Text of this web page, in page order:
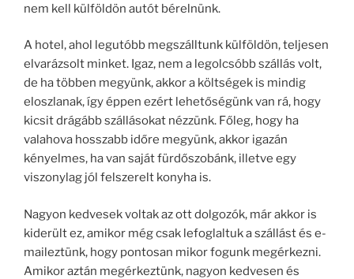
nem kell külföldön autót bérelnünk.
A hotel, ahol legutóbb megszálltunk külföldön, teljesen
elvarázsolt minket. Igaz, nem a legolcsóbb szállás volt,
de ha többen megyünk, akkor a költségek is mindig
eloszlanak, így éppen ezért lehetőségünk van rá, hogy
kicsit drágább szállásokat nézzünk. Főleg, hogy ha
valahova hosszabb időre megyünk, akkor igazán
kényelmes, ha van saját fürdőszobánk, illetve egy
viszonylag jól felszerelt konyha is.
Nagyon kedvesek voltak az ott dolgozók, már akkor is
kiderült ez, amikor még csak lefoglaltuk a szállást és e-
maileztünk, hogy pontosan mikor fogunk megérkezni.
Amikor aztán megérkeztünk, nagyon kedvesen és